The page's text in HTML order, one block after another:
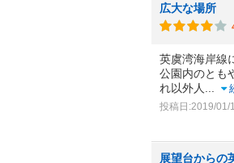
広大な場所
英虞湾海岸線
公園内のとも
れ以外人
投稿日:2019/01/
展望台からの